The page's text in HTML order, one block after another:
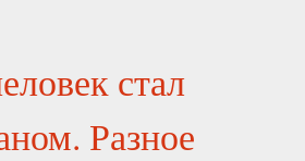
стал
Разное